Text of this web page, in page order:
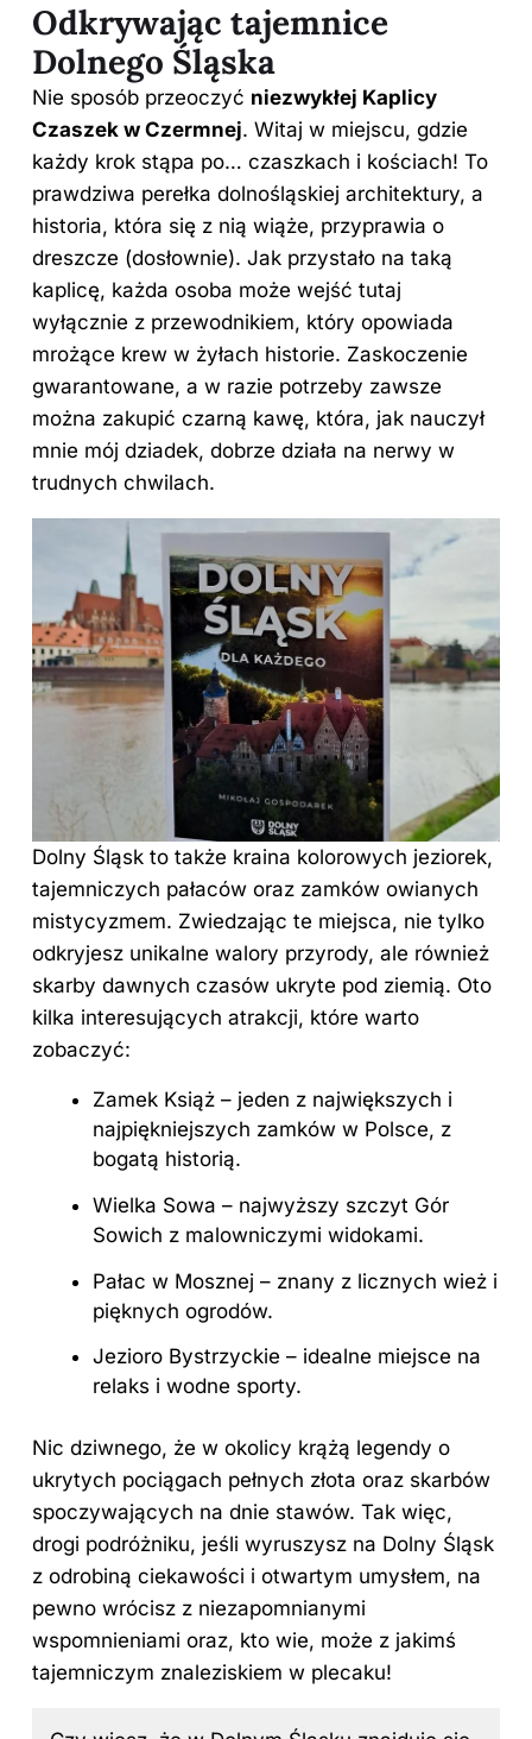
Odkrywając tajemnice
Dolnego Śląska
Nie sposób przeoczyć niezwykłej Kaplicy
Czaszek w Czermnej. Witaj w miejscu, gdzie
każdy krok stąpa po… czaszkach i kościach! To
prawdziwa perełka dolnośląskiej architektury, a
historia, która się z nią wiąże, przyprawia o
dreszcze (dosłownie). Jak przystało na taką
kaplicę, każda osoba może wejść tutaj
wyłącznie z przewodnikiem, który opowiada
mrożące krew w żyłach historie. Zaskoczenie
gwarantowane, a w razie potrzeby zawsze
można zakupić czarną kawę, która, jak nauczył
mnie mój dziadek, dobrze działa na nerwy w
trudnych chwilach.
Dolny Śląsk to także kraina kolorowych jeziorek,
tajemniczych pałaców oraz zamków owianych
mistycyzmem. Zwiedzając te miejsca, nie tylko
odkryjesz unikalne walory przyrody, ale również
skarby dawnych czasów ukryte pod ziemią. Oto
kilka interesujących atrakcji, które warto
zobaczyć:
Zamek Książ – jeden z największych i
najpiękniejszych zamków w Polsce, z
bogatą historią.
Wielka Sowa – najwyższy szczyt Gór
Sowich z malowniczymi widokami.
Pałac w Mosznej – znany z licznych wież i
pięknych ogrodów.
Jezioro Bystrzyckie – idealne miejsce na
relaks i wodne sporty.
Nic dziwnego, że w okolicy krążą legendy o
ukrytych pociągach pełnych złota oraz skarbów
spoczywających na dnie stawów. Tak więc,
drogi podróżniku, jeśli wyruszysz na Dolny Śląsk
z odrobiną ciekawości i otwartym umysłem, na
pewno wrócisz z niezapomnianymi
wspomnieniami oraz, kto wie, może z jakimś
tajemniczym znaleziskiem w plecaku!